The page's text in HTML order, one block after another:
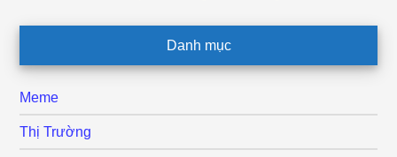
Danh mục
Meme
Thị Trường